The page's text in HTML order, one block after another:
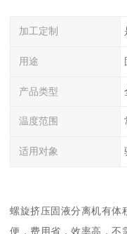
加工定制
用途
产品类型
温度范围
适用对象
螺旋挤压固液分离机有体
便，费用省，效率高，不